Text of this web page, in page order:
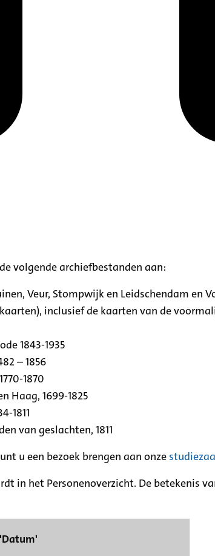
volgende archiefbestanden aan:
Veur, Stompwijk en Leidschendam en
inclusief de kaarten van de
1843-1935
– 1856
1870
Haag, 1699-1825
1811
van geslachten, 1811
u een bezoek brengen aan onze
in het Personenoverzicht. De betekenis